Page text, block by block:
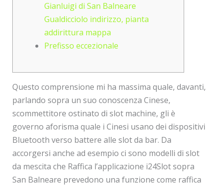
Gianluigi di San Balneare
Gualdicciolo indirizzo, pianta
addirittura mappa
Prefisso eccezionale
Questo comprensione mi ha massima quale, davanti,
parlando sopra un suo conoscenza Cinese,
scommettitore ostinato di slot machine, gli è
governo aforisma quale i Cinesi usano dei dispositivi
Bluetooth verso battere alle slot da bar. Da
accorgersi anche ad esempio ci sono modelli di slot
da mescita che Raffica l’applicazione i24Slot sopra
San Balneare prevedono una funzione come raffica